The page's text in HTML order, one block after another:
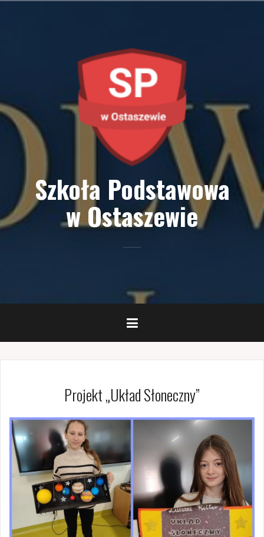
Szkoła Podstawowa
w Ostaszewie
Projekt „Układ Słoneczny”